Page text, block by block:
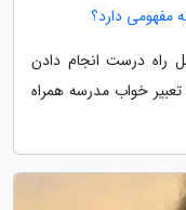
مفهومی دارد؟
راه درست انجام دادن
خواب مدرسه همراه